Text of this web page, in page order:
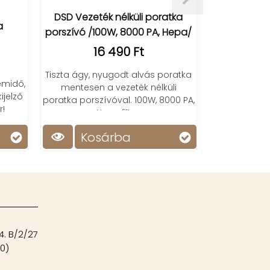
nélküli poratka
8000 PA, Hepa/
alvás poratka
vezeték nélküli
100W, 8000 PA,
filter.
Yesido C104 - 4 csuklós asztali
telefontartó
Stabil telefontartó, amely
könnyedén tartja nagy méretű
mobilod vagy tableted! Ideális
Kosárba
B/2/27